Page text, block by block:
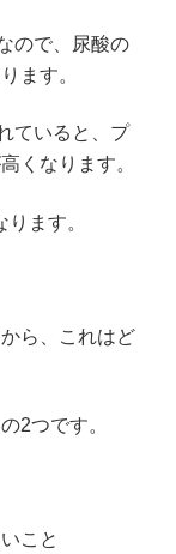
ので、尿酸の
ます。
ていると、プ
くなります。
ます。
ら、これはど
2つです。
こと